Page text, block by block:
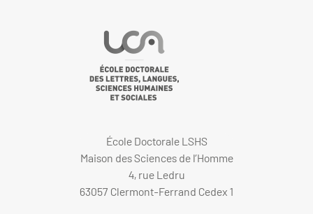
École Doctorale LSHS
Maison des Sciences de l’Homme
4, rue Ledru
63057 Clermont-Ferrand Cedex 1